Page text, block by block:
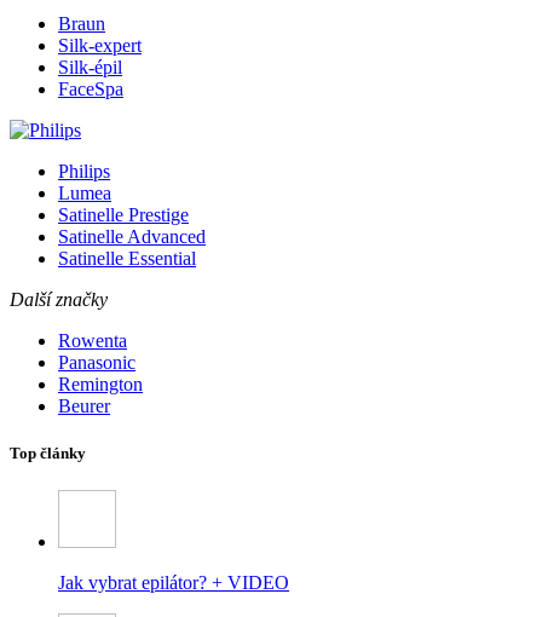
Braun
Silk-expert
Silk-épil
FaceSpa
Philips
Lumea
Satinelle Prestige
Satinelle Advanced
Satinelle Essential
Další značky
Rowenta
Panasonic
Remington
Beurer
Top články
Jak vybrat epilátor? + VIDEO